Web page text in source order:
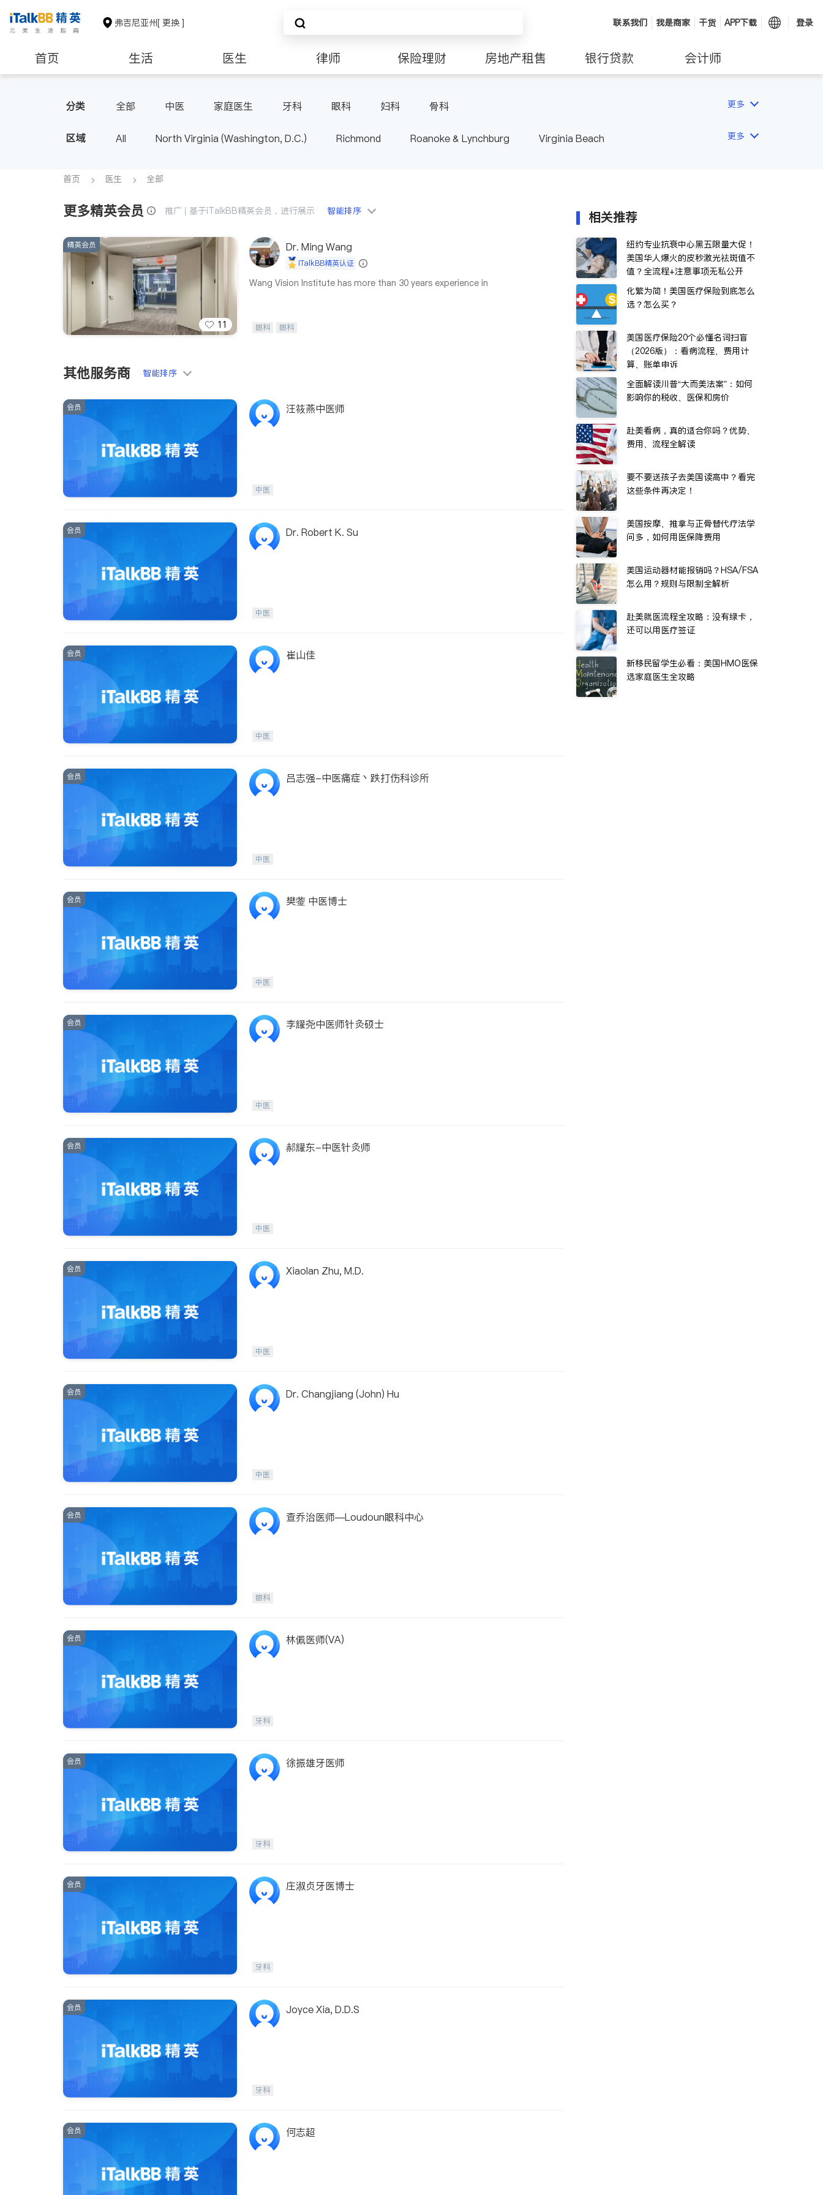
弗吉尼亚州[ 更换 ] 联系我们 我是商家 干货 APP下载 登录
首页 生活 医生 律师 保险理财 房地产租售 银行贷款 会计师
分类 全部 中医 家庭医生 牙科 眼科 妇科 骨科 更多
区域 All North Virginia (Washington, D.C.) Richmond Roanoke & Lynchburg Virginia Beach 更多
首页 医生 全部
更多精英会员 推广 | 基于iTalkBB精英会员，进行展示 智能排序
11
精英会员 Dr. Ming Wang
iTalkBB精英认证
Wang Vision Institute has more than 30 years experience in
眼科 眼科
其他服务商 智能排序
会员 汪筱燕中医师
中医
会员 Dr. Robert K. Su
中医
会员 崔山佳
中医
会员 吕志强-中医痛症丶跌打伤科诊所
中医
会员 樊蓥 中医博士
中医
会员 李耀尧中医师针灸硕士
中医
会员 郝耀东-中医针灸师
中医
会员 Xiaolan Zhu, M.D.
中医
会员 Dr. Changjiang (John) Hu
中医
会员 查乔治医师—Loudoun眼科中心
眼科
会员 林佩医师(VA)
牙科
会员 徐振雄牙医师
牙科
会员 庄淑贞牙医博士
牙科
会员 Joyce Xia, D.D.S
牙科
会员 何志超
相关推荐
纽约专业抗衰中心黑五限量大促！
美国华人爆火的皮秒激光祛斑值不
值？全流程+注意事项无私公开
化繁为简！美国医疗保险到底怎么
选？怎么买？
美国医疗保险20个必懂名词扫盲
（2026版）：看病流程、费用计
算、账单申诉
全面解读川普“大而美法案”：如何
影响你的税收、医保和房价
赴美看病，真的适合你吗？优势、
费用、流程全解读
要不要送孩子去美国读高中？看完
这些条件再决定！
美国按摩、推拿与正骨替代疗法学
问多，如何用医保降费用
美国运动器材能报销吗？HSA/FSA
怎么用？规则与限制全解析
赴美就医流程全攻略：没有绿卡，
还可以用医疗签证
新移民留学生必看：美国HMO医保
选家庭医生全攻略